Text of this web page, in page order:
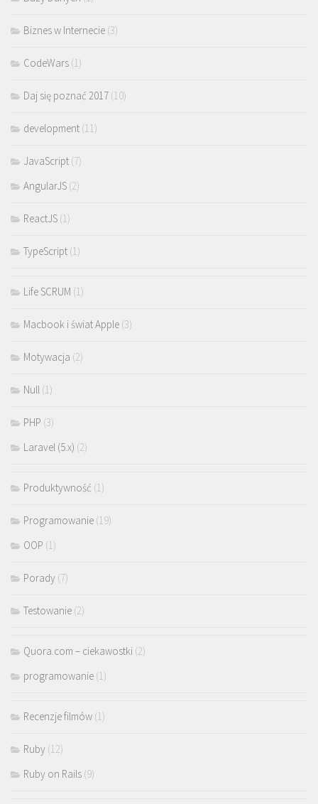
Biznes w Internecie (3)
CodeWars (1)
Daj się poznać 2017 (10)
development (11)
JavaScript (7)
AngularJS (2)
ReactJS (1)
TypeScript (1)
Life SCRUM (1)
Macbook i świat Apple (3)
Motywacja (2)
Null (1)
PHP (3)
Laravel (5.x) (2)
Produktywność (1)
Programowanie (19)
OOP (1)
Porady (7)
Testowanie (2)
Quora.com – ciekawostki (2)
programowanie (1)
Recenzje filmów (1)
Ruby (12)
Ruby on Rails (9)